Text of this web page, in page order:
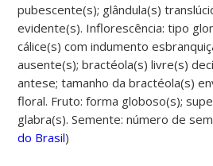
pubescente(s); glândula(s)
evidente(s). Inflorescência: tipo
cálice(s) com indumento
ausente(s); bractéola(s) livre(s)
antese; tamanho da bractéola(s)
floral. Fruto: forma globoso(s);
glabra(s). Semente: número de
do Brasil)